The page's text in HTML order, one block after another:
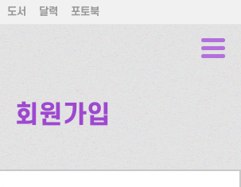
도서 달력 포토북
회원가입